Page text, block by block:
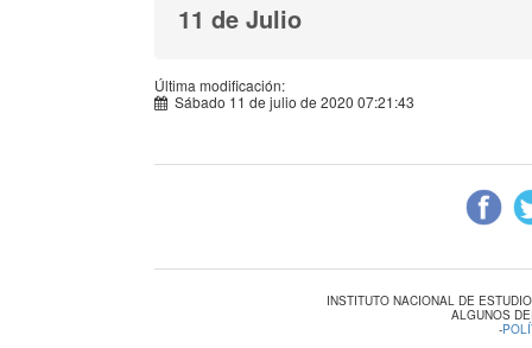
11 de Julio
Última modificación:
Sábado 11 de julio de 2020 07:21:43
INSTITUTO NACIONAL DE
ALGUNOS
-